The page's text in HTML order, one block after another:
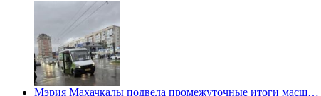
Мэрия Махачкалы подвела промежуточные итоги масш…